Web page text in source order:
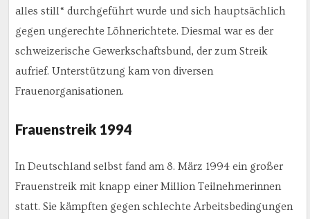
alles still“ durchgeführt wurde und sich hauptsächlich
gegen ungerechte Löhnerichtete. Diesmal war es der
schweizerische Gewerkschaftsbund, der zum Streik
aufrief. Unterstützung kam von diversen
Frauenorganisationen.
Frauenstreik 1994
In Deutschland selbst fand am 8. März 1994 ein großer
Frauenstreik mit knapp einer Million Teilnehmerinnen
statt. Sie kämpften gegen schlechte Arbeitsbedingungen